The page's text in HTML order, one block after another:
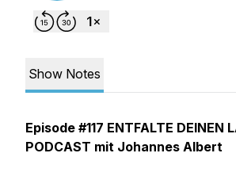
Show Notes
Episode #117 ENTFALTE DEINEN
PODCAST mit Johannes Albert